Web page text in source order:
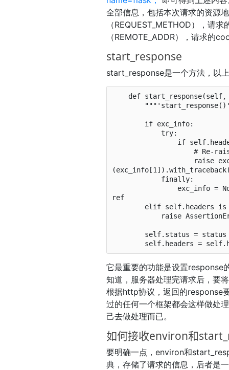
全部信息，包括本次请求的资源
（REQUEST_METHOD），请
（REMOTE_ADDR），请求的
start_response
start_response是一个方法，以
            try:
                    # Re-raise original exception if headers sent
ref
它最重要的功能是设置
知道，服务器处理完请求后，要
根据http协议，返回的response
过的任何一个框架都会这样做处
己去做处理而已。
如何接收environ和
要明确一点，environ和
典，存储了请求的信息，后者是